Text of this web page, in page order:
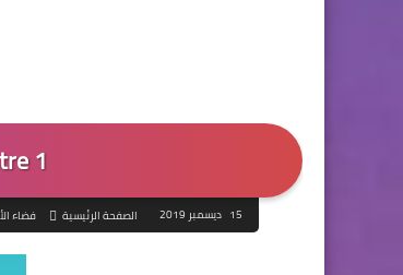
1
15 ديسمبر 2019 الصفحة الرئيسية فضاء